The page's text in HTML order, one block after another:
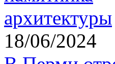
18/06/2024